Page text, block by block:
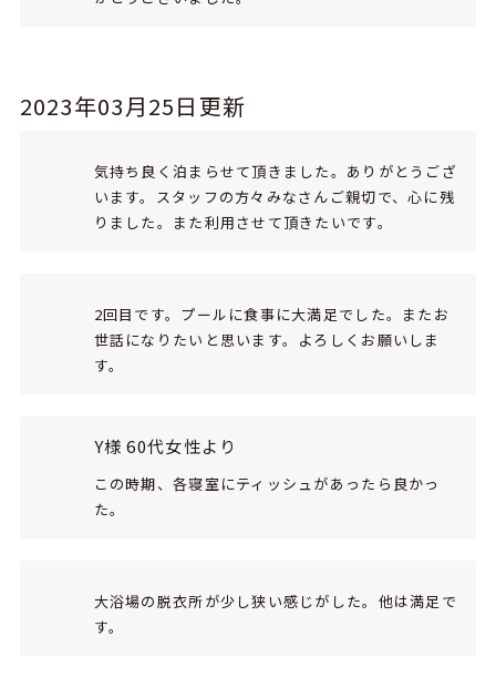
2023年03月25日更新
気持ち良く泊まらせて頂きました。ありがとうござ
います。スタッフの方々みなさんご親切で、心に残
りました。また利用させて頂きたいです。
2回目です。プールに食事に大満足でした。またお
世話になりたいと思います。よろしくお願いしま
す。
Y様 60代女性より
この時期、各寝室にティッシュがあったら良かっ
た。
大浴場の脱衣所が少し狭い感じがした。他は満足で
す。